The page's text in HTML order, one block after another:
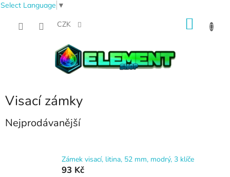
Select Language ▼
CZK
Visací zámky
Nejprodávanější
Zámek visací, litina, 52 mm, modrý, 3 klíče
93 Kč